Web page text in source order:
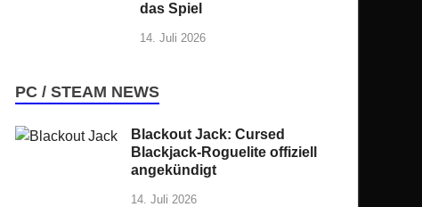
das Spiel
14. Juli 2026
PC / STEAM NEWS
Blackout Jack: Cursed
Blackjack-Roguelite offiziell
angekündigt
14. Juli 2026